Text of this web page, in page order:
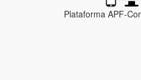
Plataforma APF-